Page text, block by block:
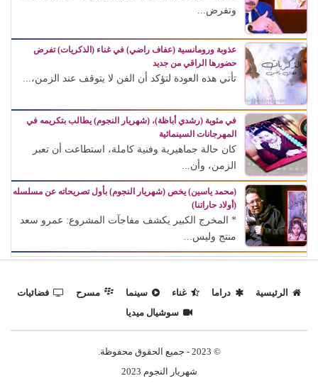
وتفرض...
عذوبة ورومانسية (عفاف راضي) في غناء (الذكريات) تفرض
حضورها الراقي من جديد
تأتي هذه العودة لتؤكد أن الفن لا يتوقف عند الزمن،...
في مئوية (رشدي أباظة)، (شهريار النجوم) يطالب بتكريمه في
المهرجانات السينمائية
كان حالة جماهيرية وفنية كاملة، استطاعت أن تعبر
الزمن، وأن...
(محمد ياسين) يخص (شهريار النجوم) بأول تصريحاته عن مسلسله
(أولاد حاراتنا)
* المخرج الكبير يكشف مفاجآت المشروع: عمرو سعد
منتج وليس...
الرئيسية دراما غناء سينما مسرح
فضائيات
سوشيال ميديا
© 2023 - جميع الحقوق محفوظة.
شهريار النجوم 2023